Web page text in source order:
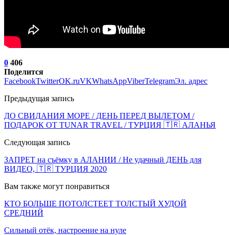
0 406
Поделится
FacebookTwitterOK.ruVKWhatsAppViberTelegramЭл. адрес
Предыдущая запись
ДО СВИДАНИЯ МОРЕ / ДЕНЬ ПЕРЕД ВЫЛЕТОМ /
ПОДАРОК ОТ TUNAR TRAVEL / ТУРЦИЯ 🇹🇷 АЛАНЬЯ
Следующая запись
ЗАПРЕТ на съёмку в АЛАНИИ / Не удачный ДЕНЬ для
ВИДЕО, 🇹🇷 ТУРЦИЯ 2020
Вам также могут понравиться
КТО БОЛЬШЕ ПОТОЛСТЕЕТ ТОЛСТЫЙ ХУДОЙ
СРЕДНИЙ
Сильный отёк, настроение на нуле